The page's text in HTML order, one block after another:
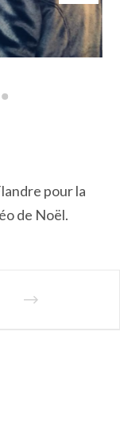
pour la
de Noël.